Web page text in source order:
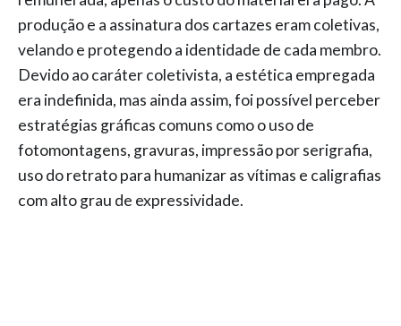
produção e a assinatura dos cartazes eram coletivas,
velando e protegendo a identidade de cada membro.
Devido ao caráter coletivista, a estética empregada
era indefinida, mas ainda assim, foi possível perceber
estratégias gráficas comuns como o uso de
fotomontagens, gravuras, impressão por serigrafia,
uso do retrato para humanizar as vítimas e caligrafias
com alto grau de expressividade.